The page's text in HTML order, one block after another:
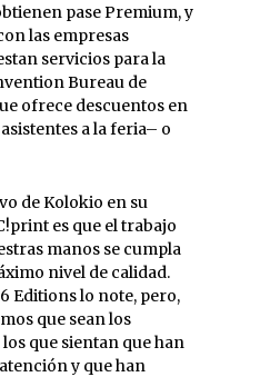
pase Premium, y
las empresas
servicios para la
Bureau de
ofrece descuentos en
a la feria– o
de Kolokio en su
es que el trabajo
manos se cumpla
nivel de calidad.
Editions lo note, pero,
que sean los
que sientan que han
y que han